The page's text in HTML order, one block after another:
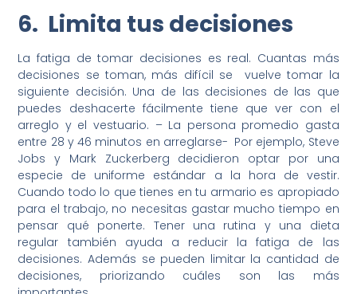
6. Limita tus decisiones
La fatiga de tomar decisiones es real. Cuantas más
decisiones se toman, más difícil se vuelve tomar la
siguiente decisión. Una de las decisiones de las que
puedes deshacerte fácilmente tiene que ver con el
arreglo y el vestuario. – La persona promedio gasta
entre 28 y 46 minutos en arreglarse- Por ejemplo, Steve
Jobs y Mark Zuckerberg decidieron optar por una
especie de uniforme estándar a la hora de vestir.
Cuando todo lo que tienes en tu armario es apropiado
para el trabajo, no necesitas gastar mucho tiempo en
pensar qué ponerte. Tener una rutina y una dieta
regular también ayuda a reducir la fatiga de las
decisiones. Además se pueden limitar la cantidad de
decisiones, priorizando cuáles son las más